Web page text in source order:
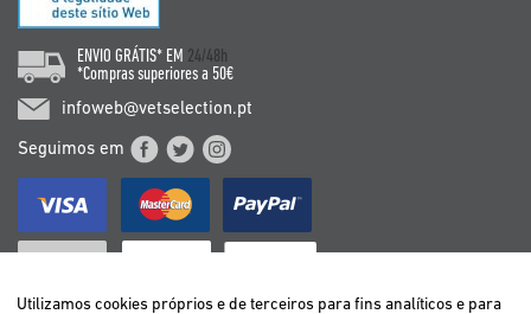
ENVIO GRÁTIS* EM 24/48h
*Compras superiores a 50€
infoweb@vetselection.pt
Seguimos em
Utilizamos cookies próprios e de terceiros para fins analíticos e para